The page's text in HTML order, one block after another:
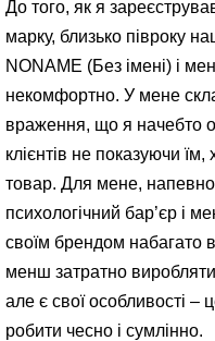
До того, як я
марку, близько півроку
NONAME (Без імені) і
некомфортно. У мене
враження, що я начебто
клієнтів не показуючи
товар. Для мене,
психологічний бар’єр і
своїм брендом набагато
менш затратно
але є свої особливості –
робити чесно і сумлінно.